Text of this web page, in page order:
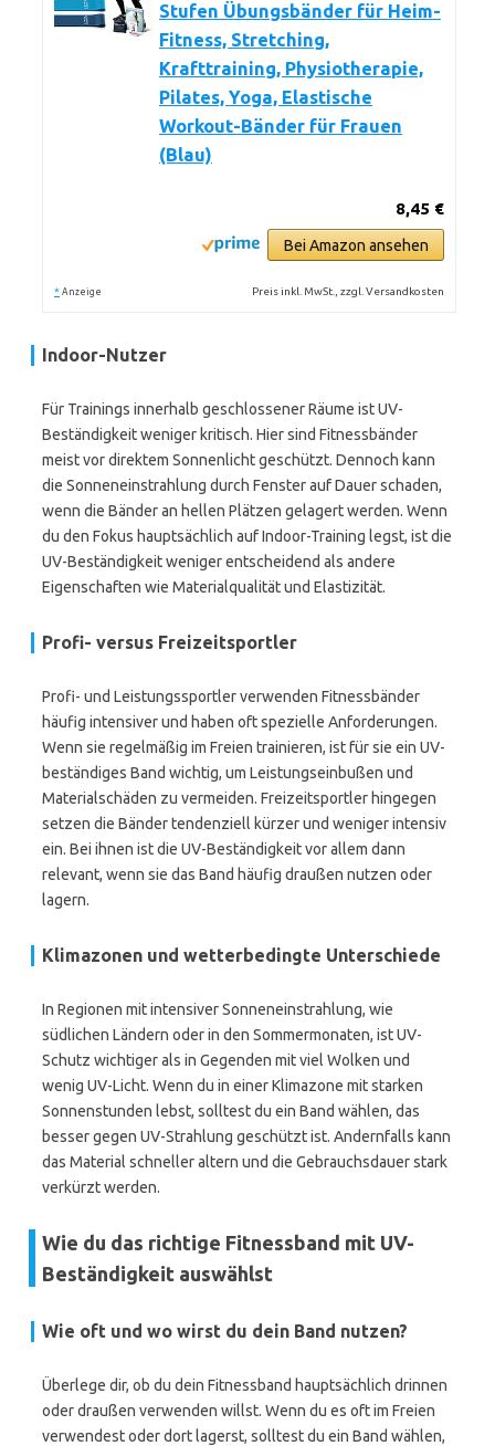
Stufen Übungsbänder für Heim-
Fitness, Stretching,
Krafttraining, Physiotherapie,
Pilates, Yoga, Elastische
Workout-Bänder für Frauen
(Blau)
8,45 €
Bei Amazon ansehen
* Anzeige Preis inkl. MwSt., zzgl. Versandkosten
Indoor-Nutzer
Für Trainings innerhalb geschlossener Räume ist UV-
Beständigkeit weniger kritisch. Hier sind Fitnessbänder
meist vor direktem Sonnenlicht geschützt. Dennoch kann
die Sonneneinstrahlung durch Fenster auf Dauer schaden,
wenn die Bänder an hellen Plätzen gelagert werden. Wenn
du den Fokus hauptsächlich auf Indoor-Training legst, ist die
UV-Beständigkeit weniger entscheidend als andere
Eigenschaften wie Materialqualität und Elastizität.
Profi- versus Freizeitsportler
Profi- und Leistungssportler verwenden Fitnessbänder
häufig intensiver und haben oft spezielle Anforderungen.
Wenn sie regelmäßig im Freien trainieren, ist für sie ein UV-
beständiges Band wichtig, um Leistungseinbußen und
Materialschäden zu vermeiden. Freizeitsportler hingegen
setzen die Bänder tendenziell kürzer und weniger intensiv
ein. Bei ihnen ist die UV-Beständigkeit vor allem dann
relevant, wenn sie das Band häufig draußen nutzen oder
lagern.
Klimazonen und wetterbedingte Unterschiede
In Regionen mit intensiver Sonneneinstrahlung, wie
südlichen Ländern oder in den Sommermonaten, ist UV-
Schutz wichtiger als in Gegenden mit viel Wolken und
wenig UV-Licht. Wenn du in einer Klimazone mit starken
Sonnenstunden lebst, solltest du ein Band wählen, das
besser gegen UV-Strahlung geschützt ist. Andernfalls kann
das Material schneller altern und die Gebrauchsdauer stark
verkürzt werden.
Wie du das richtige Fitnessband mit UV-
Beständigkeit auswählst
Wie oft und wo wirst du dein Band nutzen?
Überlege dir, ob du dein Fitnessband hauptsächlich drinnen
oder draußen verwenden willst. Wenn du es oft im Freien
verwendest oder dort lagerst, solltest du ein Band wählen,